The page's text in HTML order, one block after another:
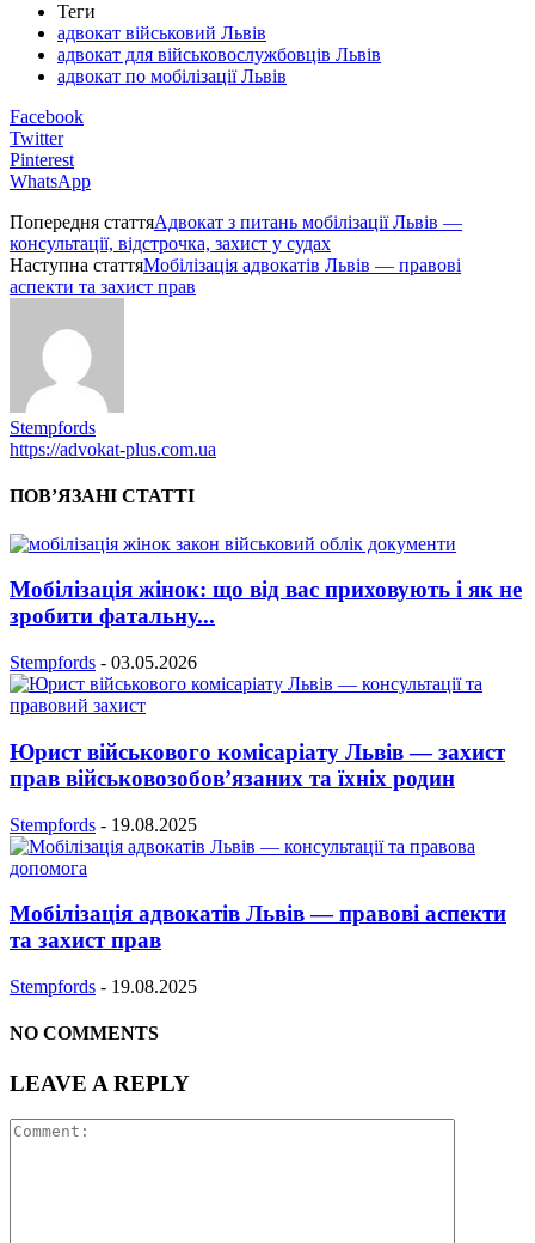
Теги
адвокат військовий Львів
адвокат для військовослужбовців Львів
адвокат по мобілізації Львів
Facebook
Twitter
Pinterest
WhatsApp
Попередня статтяАдвокат з питань мобілізації Львів —
консультації, відстрочка, захист у судах
Наступна статтяМобілізація адвокатів Львів — правові
аспекти та захист прав
Stempfords
https://advokat-plus.com.ua
ПОВ’ЯЗАНІ СТАТТІ
Мобілізація жінок: що від вас приховують і як не
зробити фатальну...
Stempfords - 03.05.2026
Юрист військового комісаріату Львів — захист
прав військовозобов’язаних та їхніх родин
Stempfords - 19.08.2025
Мобілізація адвокатів Львів — правові аспекти
та захист прав
Stempfords - 19.08.2025
NO COMMENTS
LEAVE A REPLY